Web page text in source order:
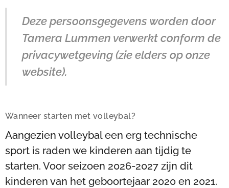
Deze persoonsgegevens worden door
Tamera Lummen verwerkt conform de
privacywetgeving (zie elders op onze
website).
Wanneer starten met volleybal?
Aangezien volleybal een erg technische
sport is raden we kinderen aan tijdig te
starten. Voor seizoen 2026-2027 zijn dit
kinderen van het geboortejaar 2020 en 2021.